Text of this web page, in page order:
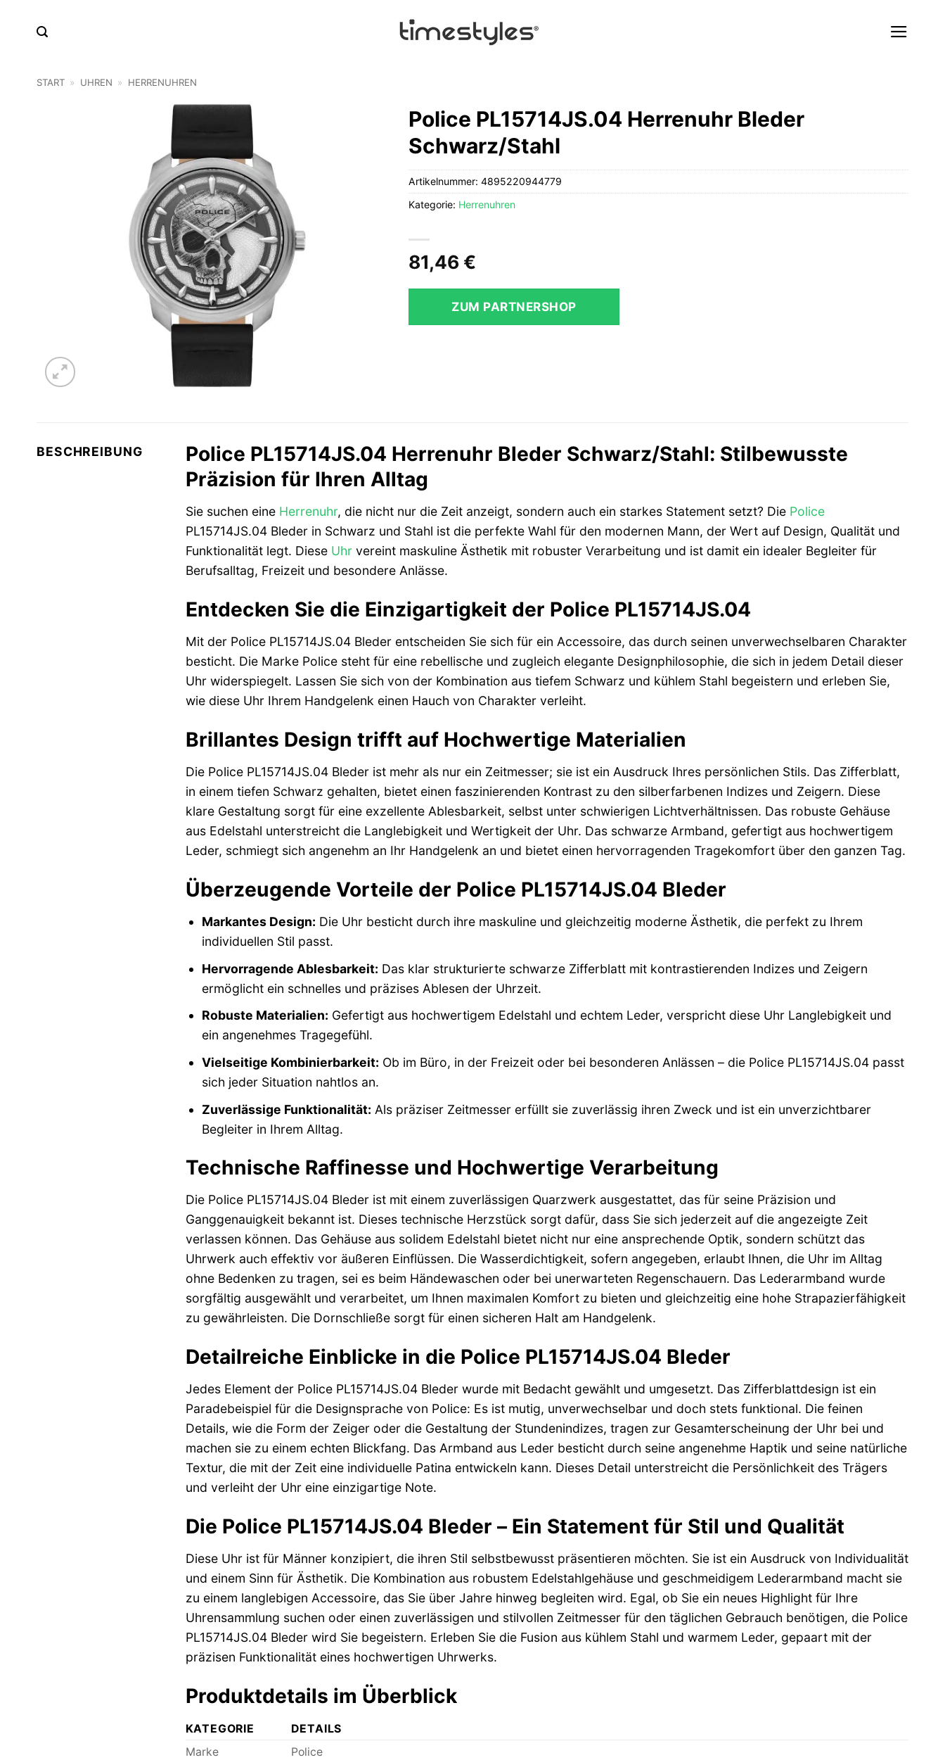
START » UHREN » HERRENUHREN
Police PL15714JS.04 Herrenuhr Bleder
Schwarz/Stahl
81,46 €
ZUM PARTNERSHOP
Artikelnummer:4895220944779
Kategorie: Herrenuhren
BESCHREIBUNG
Police PL15714JS.04 Herrenuhr Bleder Schwarz/Stahl: Stilbewusste
Präzision für Ihren Alltag
Sie suchen eine Herrenuhr, die nicht nur die Zeit anzeigt, sondern auch ein starkes Statement setzt? Die Police
PL15714JS.04 Bleder in Schwarz und Stahl ist die perfekte Wahl für den modernen Mann, der Wert auf Design, Qualität und
Funktionalität legt. Diese Uhrvereint maskuline Ästhetik mit robuster Verarbeitung und ist damit ein idealer Begleiter für
Berufsalltag, Freizeit und besondere Anlässe.
Entdecken Sie die Einzigartigkeit der Police PL15714JS.04
Mit der Police PL15714JS.04 Bleder entscheiden Sie sich für ein Accessoire, das durch seinen unverwechselbaren Charakter
besticht. Die Marke Police steht für eine rebellische und zugleich elegante Designphilosophie, die sich in jedem Detail dieser
Uhr widerspiegelt. Lassen Sie sich von der Kombination aus tiefem Schwarz und kühlem Stahl begeistern und erleben Sie,
wie diese Uhr Ihrem Handgelenk einen Hauch von Charakter verleiht.
Brillantes Design trifft auf Hochwertige Materialien
Die Police PL15714JS.04 Bleder ist mehr als nur ein Zeitmesser; sie ist ein Ausdruck Ihres persönlichen Stils. Das Zifferblatt,
in einem tiefen Schwarz gehalten, bietet einen faszinierenden Kontrast zu den silberfarbenen Indizes und Zeigern. Diese
klare Gestaltung sorgt für eine exzellente Ablesbarkeit, selbst unter schwierigen Lichtverhältnissen. Das robuste Gehäuse
aus Edelstahl unterstreicht die Langlebigkeit und Wertigkeit der Uhr. Das schwarze Armband, gefertigt aus hochwertigem
Leder, schmiegt sich angenehm an Ihr Handgelenk an und bietet einen hervorragenden Tragekomfort über den ganzen Tag.
Überzeugende Vorteile der Police PL15714JS.04 Bleder
Markantes Design: Die Uhr besticht durch ihre maskuline und gleichzeitig moderne Ästhetik, die perfekt zu Ihrem
individuellen Stil passt.
Hervorragende Ablesbarkeit: Das klar strukturierte schwarze Zifferblatt mit kontrastierenden Indizes und Zeigern
ermöglicht ein schnelles und präzises Ablesen der Uhrzeit.
Robuste Materialien: Gefertigt aus hochwertigem Edelstahl und echtem Leder, verspricht diese Uhr Langlebigkeit und
ein angenehmes Tragegefühl.
Vielseitige Kombinierbarkeit: Ob im Büro, in der Freizeit oder bei besonderen Anlässen – die Police PL15714JS.04 passt
sich jeder Situation nahtlos an.
Zuverlässige Funktionalität: Als präziser Zeitmesser erfüllt sie zuverlässig ihren Zweck und ist ein unverzichtbarer
Begleiter in Ihrem Alltag.
Technische Raffinesse und Hochwertige Verarbeitung
Die Police PL15714JS.04 Bleder ist mit einem zuverlässigen Quarzwerk ausgestattet, das für seine Präzision und
Ganggenauigkeit bekannt ist. Dieses technische Herzstück sorgt dafür, dass Sie sich jederzeit auf die angezeigte Zeit
verlassen können. Das Gehäuse aus solidem Edelstahl bietet nicht nur eine ansprechende Optik, sondern schützt das
Uhrwerk auch effektiv vor äußeren Einflüssen. Die Wasserdichtigkeit, sofern angegeben, erlaubt Ihnen, die Uhr im Alltag
ohne Bedenken zu tragen, sei es beim Händewaschen oder bei unerwarteten Regenschauern. Das Lederarmband wurde
sorgfältig ausgewählt und verarbeitet, um Ihnen maximalen Komfort zu bieten und gleichzeitig eine hohe Strapazierfähigkeit
zu gewährleisten. Die Dornschließe sorgt für einen sicheren Halt am Handgelenk.
Detailreiche Einblicke in die Police PL15714JS.04 Bleder
Jedes Element der Police PL15714JS.04 Bleder wurde mit Bedacht gewählt und umgesetzt. Das Zifferblattdesign ist ein
Paradebeispiel für die Designsprache von Police: Es ist mutig, unverwechselbar und doch stets funktional. Die feinen
Details, wie die Form der Zeiger oder die Gestaltung der Stundenindizes, tragen zur Gesamterscheinung der Uhr bei und
machen sie zu einem echten Blickfang. Das Armband aus Leder besticht durch seine angenehme Haptik und seine natürliche
Textur, die mit der Zeit eine individuelle Patina entwickeln kann. Dieses Detail unterstreicht die Persönlichkeit des Trägers
und verleiht der Uhr eine einzigartige Note.
Die Police PL15714JS.04 Bleder – Ein Statement für Stil und Qualität
Diese Uhr ist für Männer konzipiert, die ihren Stil selbstbewusst präsentieren möchten. Sie ist ein Ausdruck von Individualität
und einem Sinn für Ästhetik. Die Kombination aus robustem Edelstahlgehäuse und geschmeidigem Lederarmband macht sie
zu einem langlebigen Accessoire, das Sie über Jahre hinweg begleiten wird. Egal, ob Sie ein neues Highlight für Ihre
Uhrensammlung suchen oder einen zuverlässigen und stilvollen Zeitmesser für den täglichen Gebrauch benötigen, die Police
PL15714JS.04 Bleder wird Sie begeistern. Erleben Sie die Fusion aus kühlem Stahl und warmem Leder, gepaart mit der
präzisen Funktionalität eines hochwertigen Uhrwerks.
Produktdetails im Überblick
KATEGORIE
DETAILS
Marke
Police